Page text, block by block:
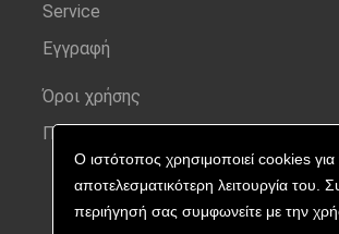
Ο ιστότοπος χρησιμοποιεί cookies για
αποτελεσματικότερη λειτουργία του.
περιήγησή σας συμφωνείτε με την
Service
Εγγραφή
Όροι χρήσης
Προσωπικά δεδομένα